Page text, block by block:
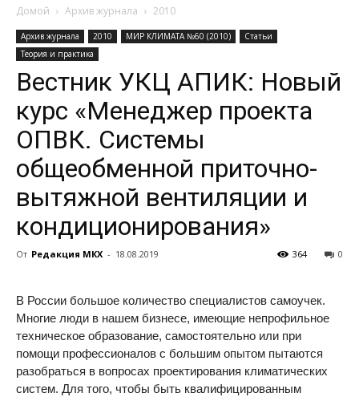
Домой Архив журнала 2010
Архив журнала 2010 МИР КЛИМАТА №60 (2010)
Статьи
Теория и практика
Вестник УКЦ АПИК: Новый
курс «Менеджер проекта
ОПВК. Системы
общеобменной приточно-
вытяжной вентиляции и
кондиционирования»
От Редакция МКХ - 18.08.2019 0
364
В России большое количество специалистов самоучек.
Многие люди в нашем бизнесе, имеющие непрофильное
техническое образование, самостоятельно или при
помощи профессионалов с большим опытом пытаются
разобраться в вопросах проектирования климатических
систем. Для того, чтобы быть квалифицированным